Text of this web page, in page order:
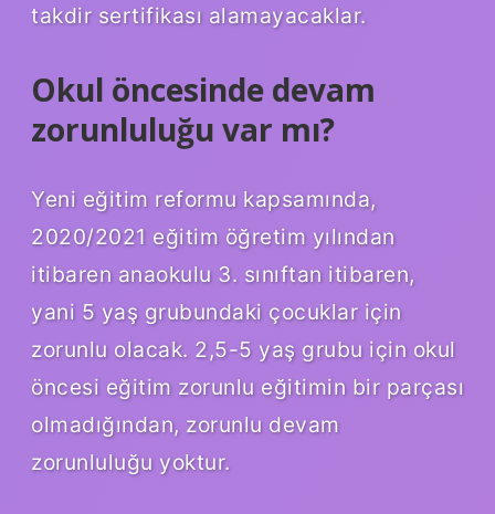
takdir sertifikası alamayacaklar.
Okul öncesinde devam
zorunluluğu var mı?
Yeni eğitim reformu kapsamında,
2020/2021 eğitim öğretim yılından
itibaren anaokulu 3. sınıftan itibaren,
yani 5 yaş grubundaki çocuklar için
zorunlu olacak. 2,5-5 yaş grubu için okul
öncesi eğitim zorunlu eğitimin bir parçası
olmadığından, zorunlu devam
zorunluluğu yoktur.